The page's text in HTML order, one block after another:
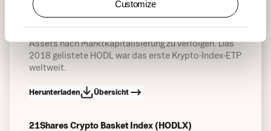
Customize
zu 100 % pyhsisch mit den zugrunde liegenden
Vermögenswerten hinterlegt und ermöglicht es
Assets nach Marktkapitalisierung zu verfolgen. Das
2018 gelistete HODL war das erste Krypto-Index-ETP
weltweit.
Herunterladen Übersicht
21Shares Crypto Basket Index (HODLX)